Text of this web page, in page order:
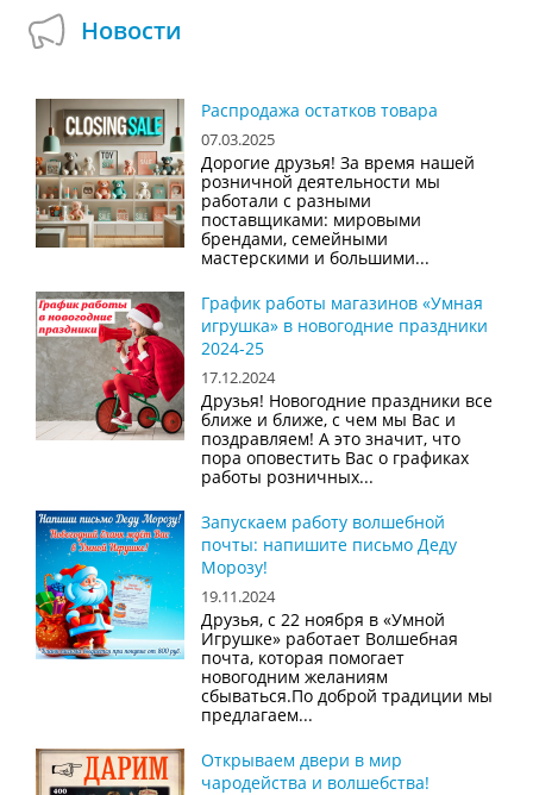
Новости
Распродажа остатков товара
07.03.2025
Дорогие друзья! За время нашей
розничной деятельности мы
работали с разными
поставщиками: мировыми
брендами, семейными
мастерскими и большими...
График работы магазинов «Умная
игрушка» в новогодние праздники
2024-25
17.12.2024
Друзья! Новогодние праздники все
ближе и ближе, с чем мы Вас и
поздравляем! А это значит, что
пора оповестить Вас о графиках
работы розничных...
Запускаем работу волшебной
почты: напишите письмо Деду
Морозу!
19.11.2024
Друзья, с 22 ноября в «Умной
Игрушке» работает Волшебная
почта, которая помогает
новогодним желаниям
сбываться.По доброй традиции мы
предлагаем...
Открываем двери в мир
чародейства и волшебства!